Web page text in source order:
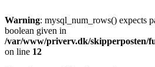
Warning: mysql_num_rows() expects
boolean given in
/var/www/priverv.dk/skipperposten/
on line 12